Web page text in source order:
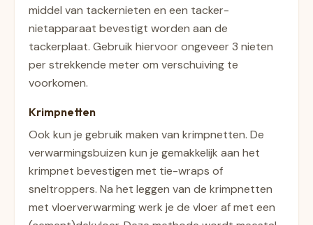
middel van tackernieten en een tacker-
nietapparaat bevestigt worden aan de
tackerplaat. Gebruik hiervoor ongeveer 3 nieten
per strekkende meter om verschuiving te
voorkomen.
Krimpnetten
Ook kun je gebruik maken van krimpnetten. De
verwarmingsbuizen kun je gemakkelijk aan het
krimpnet bevestigen met tie-wraps of
sneltroppers. Na het leggen van de krimpnetten
met vloerverwarming werk je de vloer af met een